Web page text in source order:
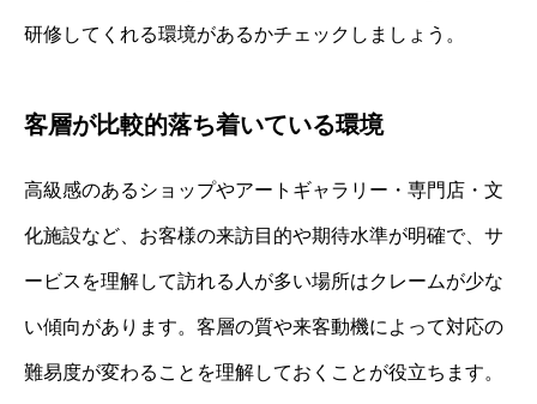
研修してくれる環境があるかチェックしましょう。
客層が比較的落ち着いている環境
高級感のあるショップやアートギャラリー・専門店・文
化施設など、お客様の来訪目的や期待水準が明確で、サ
ービスを理解して訪れる人が多い場所はクレームが少な
い傾向があります。客層の質や来客動機によって対応の
難易度が変わることを理解しておくことが役立ちます。